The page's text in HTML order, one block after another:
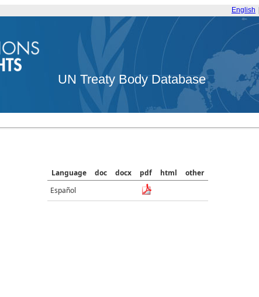
English
UN Treaty Body Database
Language doc docx pdf html
other
Español